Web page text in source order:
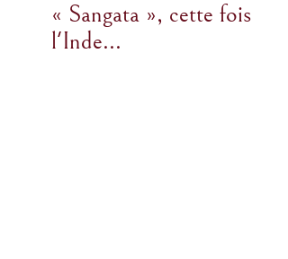
« Sangata », cette fois
l'Inde...